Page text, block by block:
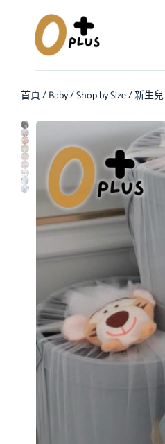
首頁/Baby/Shop by Size/新生兒